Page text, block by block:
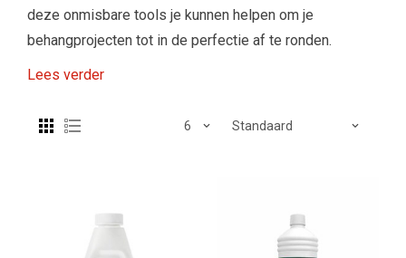
deze onmisbare tools je kunnen helpen om je
behangprojecten tot in de perfectie af te ronden.
Lees verder